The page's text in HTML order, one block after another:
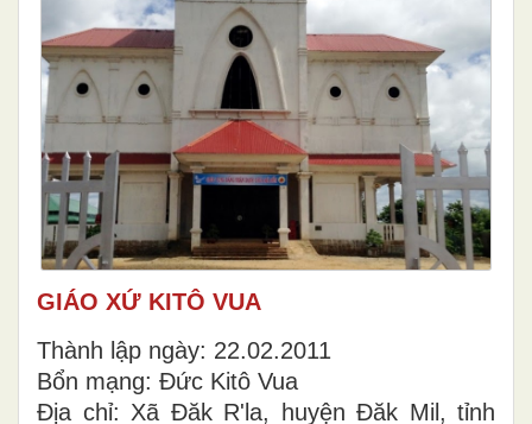
GIÁO XỨ KITÔ VUA
Thành lập ngày: 22.02.2011
Bổn mạng: Đức Kitô Vua
Địa chỉ: Xã Đăk R'la, huyện Đăk Mil, tỉnh